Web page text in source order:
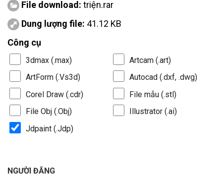
File download: triện.rar
Dung lượng file: 41.12 KB
Công cụ
3dmax (.max)
Artcam (.art)
ArtForm (.Vs3d)
Autocad (.dxf, .dwg)
Corel Draw (.cdr)
File mẫu (.stl)
File Obj (.Obj)
Illustrator (.ai)
Jdpaint (.Jdp)
NGƯỜI ĐĂNG